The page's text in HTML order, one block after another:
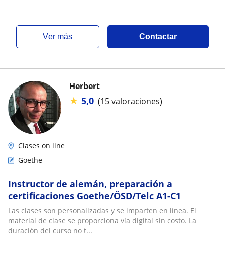
ver más Contactar
Herbert
★ 5,0 (15 valoraciones)
Clases on line
Goethe
Instructor de alemán, preparación a
certificaciones Goethe/ÖSD/Telc A1-C1
Las clases son personalizadas y se imparten en línea. El
material de clase se proporciona vía digital sin costo. La
duración del curso no t...